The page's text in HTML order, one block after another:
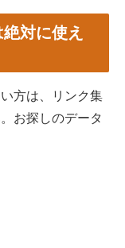
対に使え
方は、リンク集
お探しのデータ